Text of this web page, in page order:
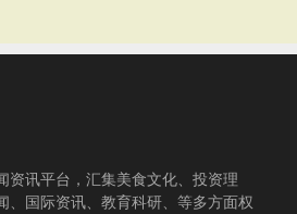
资讯平台，汇集美食文化、投资理
、国际资讯、教育科研、等多方面权